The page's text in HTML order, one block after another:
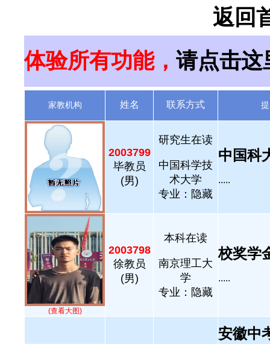
返回
体验所有功能， 请点击这
家教机构 姓名 联系方式
2003799
毕教员
(男)
研究生在读
中国科学技
术大学
专业：隐藏
中国科
.....
(查看大图)
2003798
徐教员
(男)
本科在读
南京理工大
学
专业：隐藏
校奖学
.....
安徽中